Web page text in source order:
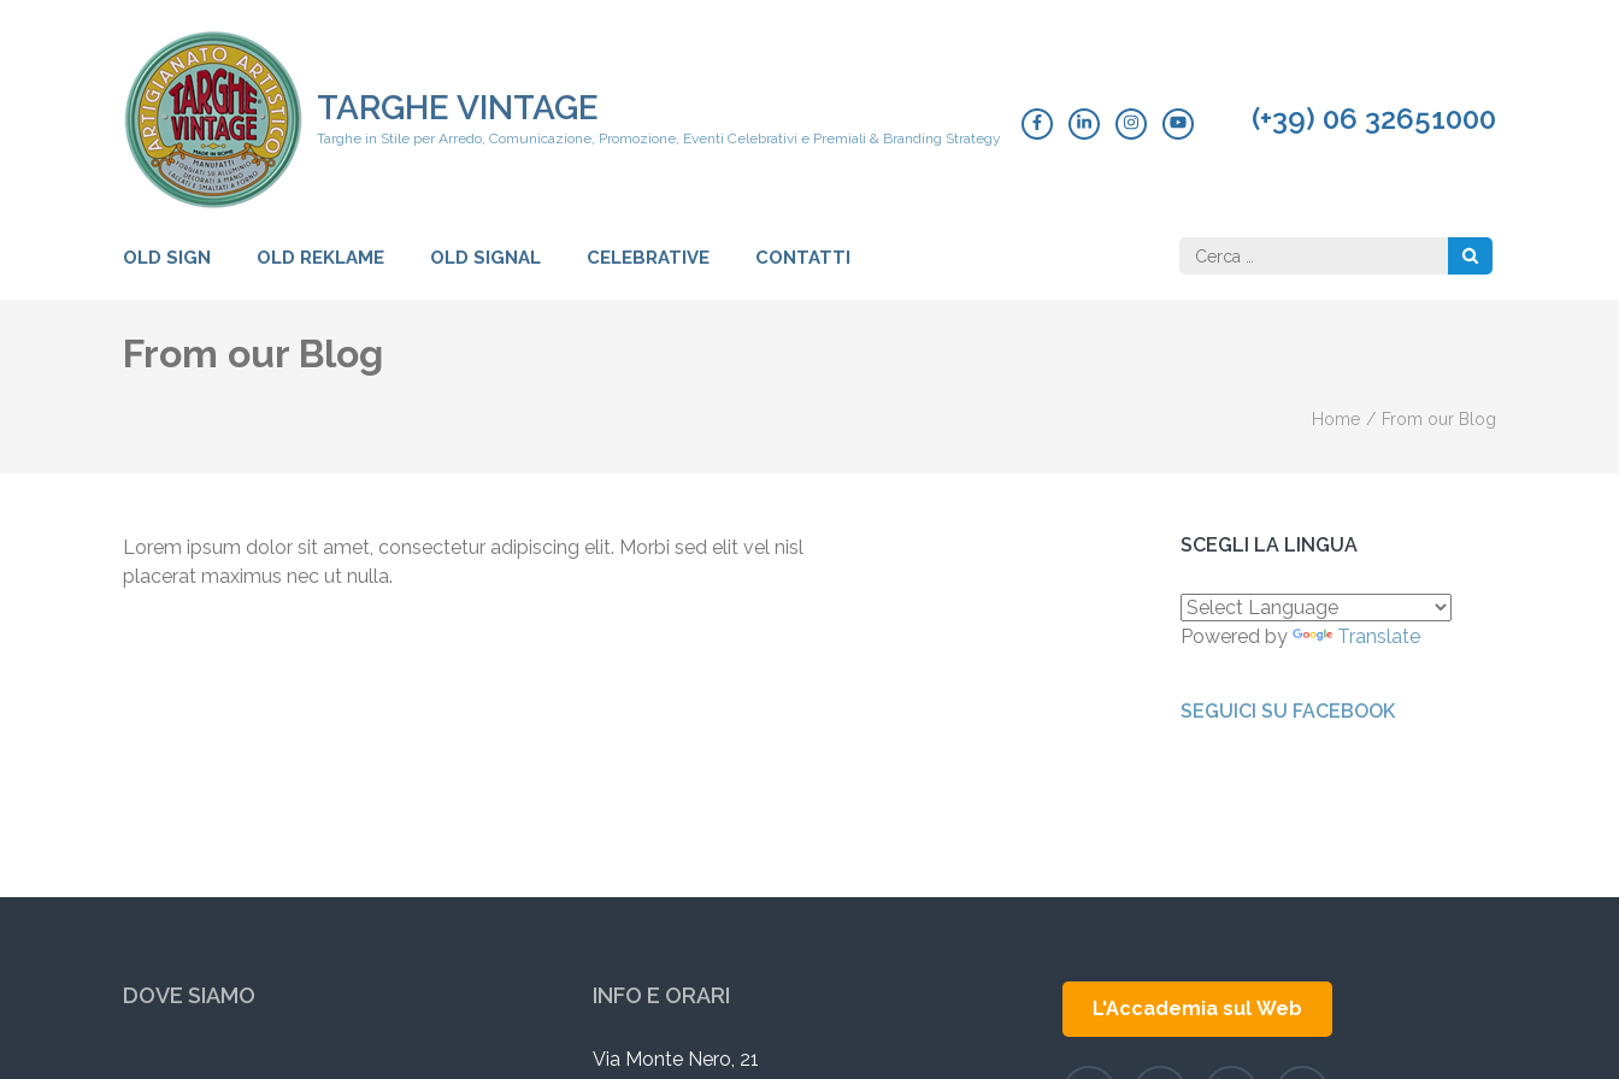
TARGHE VINTAGE
Targhe in Stile per Arredo, Comunicazione, Promozione, Eventi Celebrativi e Premiali & Branding Strategy
(+39) 06 32651000
OLD SIGN OLD REKLAME OLD SIGNAL CELEBRATIVE CONTATTI
Ricerca
per:
From our Blog
Home / From our Blog
Lorem ipsum dolor sit amet, consectetur adipiscing elit. Morbi sed elit vel nisl
placerat maximus nec ut nulla.
SCEGLI LA LINGUA
Powered by Translate
SEGUICI SU FACEBOOK
DOVE SIAMO INFO E ORARI
Via Monte Nero, 21
L'Accademia sul Web